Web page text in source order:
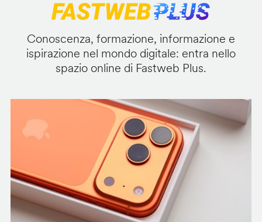
Conoscenza, formazione, informazione e
ispirazione nel mondo digitale: entra nello
spazio online di Fastweb Plus.